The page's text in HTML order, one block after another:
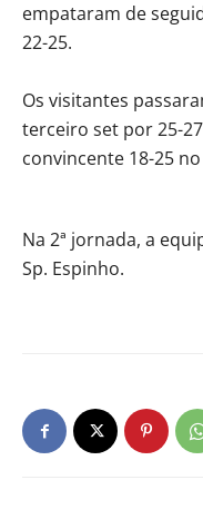
empataram de
22-25.
Os visitantes
terceiro set por 25-
convincente 18-25
Na 2ª jornada, a
Sp. Espinho.